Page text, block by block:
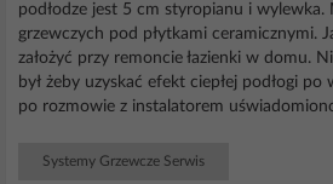
podłodze jest 5 cm styropianu i wylewka.
grzewczych pod płytkami ceramicznymi.
założyć przy remoncie łazienki w domu.
był żeby uzyskać efekt ciepłej podłogi po
po rozmowie z instalatorem
Systemy Grzewcze Serwis